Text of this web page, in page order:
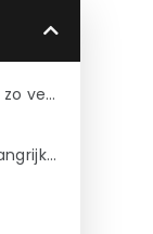
Content herschrijven stappenplan: zo verbeter je bestaande content gericht en strategisch
Waarom content herschrijven belangrijk is